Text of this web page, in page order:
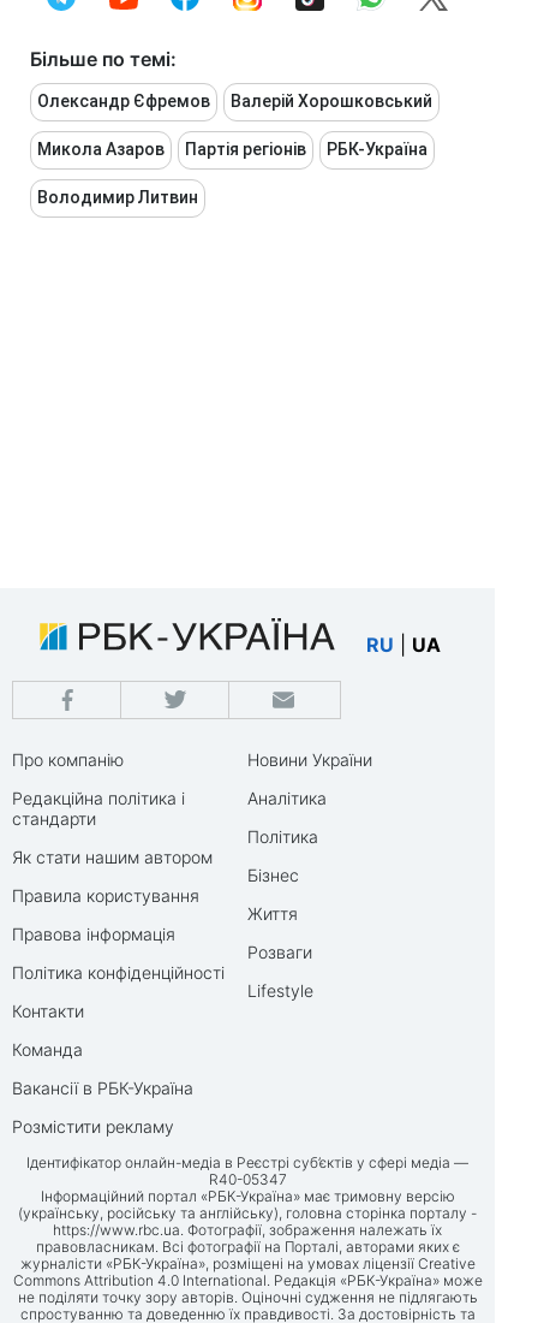
Більше по темі:
Олександр Єфремов Валерій Хорошковський
Микола Азаров Партія регіонів РБК-Україна
Володимир Литвин
RU UA
Про компанію
Редакційна політика і
стандарти
Як стати нашим автором
Правила користування
Правова інформація
Політика конфіденційності
Контакти
Команда
Вакансії в РБК-Україна
Розмістити рекламу
Новини України
Аналітика
Політика
Бізнес
Життя
Розваги
Lifestyle
Ідентифікатор онлайн-медіа в Реєстрі суб’єктів у сфері медіа —
R40-05347
Інформаційний портал «РБК-Україна» має тримовну версію
(українську, російську та англійську), головна сторінка порталу -
https://www.rbc.ua. Фотографії, зображення належать їх
правовласникам. Всі фотографії на Порталі, авторами яких є
журналісти «РБК-Україна», розміщені на умовах ліцензії Creative
Commons Attribution 4.0 International. Редакція «РБК-Україна» може
не поділяти точку зору авторів. Оціночні судження не підлягають
спростуванню та доведенню їх правдивості. За достовірність та